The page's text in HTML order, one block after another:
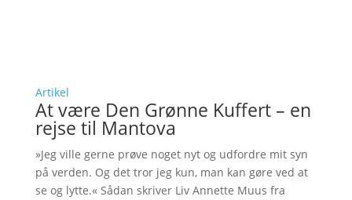
Artikel
At være Den Grønne Kuffert – en
rejse til Mantova
»Jeg ville gerne prøve noget nyt og udfordre mit syn
på verden. Og det tror jeg kun, man kan gøre ved at
se og lytte.« Sådan skriver Liv Annette Muus fra